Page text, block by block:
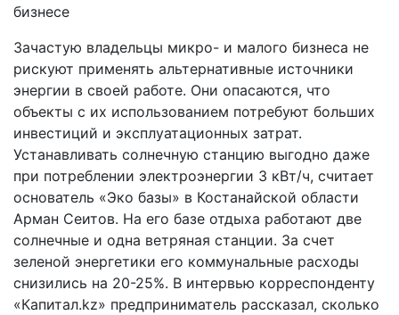
бизнесе
Зачастую владельцы микро- и малого бизнеса не
рискуют применять альтернативные источники
энергии в своей работе. Они опасаются, что
объекты с их использованием потребуют больших
инвестиций и эксплуатационных затрат.
Устанавливать солнечную станцию выгодно даже
при потреблении электроэнергии 3 кВт/ч, считает
основатель «Эко базы» в Костанайской области
Арман Сеитов. На его базе отдыха работают две
солнечные и одна ветряная станции. За счет
зеленой энергетики его коммунальные расходы
снизились на 20-25%. В интервью корреспонденту
«Капитал.kz» предприниматель рассказал, сколько